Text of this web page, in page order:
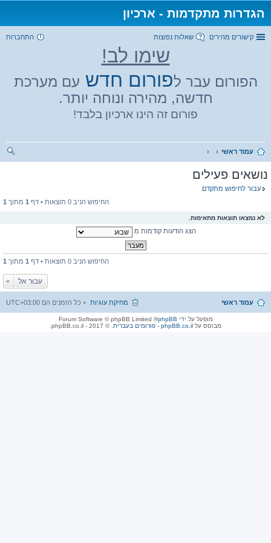
הגדרות מתקדמות - ארכיון
קישורים מהירים שאלות נפוצות התחברות
שימו לב!
הפורום עבר לפורום חדש עם מערכת
חדשה, מהירה ונוחה יותר.
פורום זה הינו ארכיון בלבד!
עמוד ראשי
נושאים פעילים
עבור לחיפוש מתקדם
החיפוש הניב 0 תוצאות • דף
1 מתוך 1
לא נמצאו תוצאות מתאימות.
הצג הודעות קודמות מ
החיפוש הניב 0 תוצאות • דף 1 מתוך 1
עבור אל
עמוד ראשי כל הזמנים הם UTC+03:00 מחיקת עוגיות
מופעל על ידי phpBB
® Forum Software © phpBB Limited
מבוסס על phpBB.co.il - פורומים בעברית . © 2017 - phpBB.co.il.